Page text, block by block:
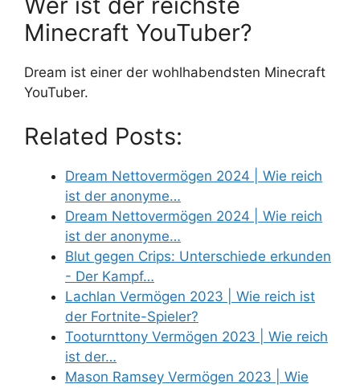
Minecraft YouTuber?
Dream ist einer der wohlhabendsten Minecraft
YouTuber.
Related Posts:
Dream Nettovermögen 2024 | Wie reich
ist der anonyme…
Dream Nettovermögen 2024 | Wie reich
ist der anonyme…
Blut gegen Crips: Unterschiede erkunden
- Der Kampf…
Lachlan Vermögen 2023 | Wie reich ist
der Fortnite-Spieler?
Tooturnttony Vermögen 2023 | Wie reich
ist der…
Mason Ramsey Vermögen 2023 | Wie